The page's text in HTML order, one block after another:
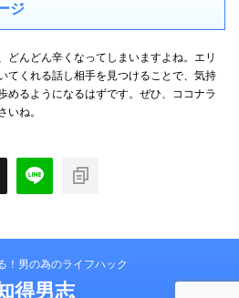
ジ
どんどん辛くなってしまいますよね。エリ
てくれる話し相手を見つけることで、気持
めるようになるはずです。ぜひ、ココナラ
ね。
！男の為のライフハック
得男志